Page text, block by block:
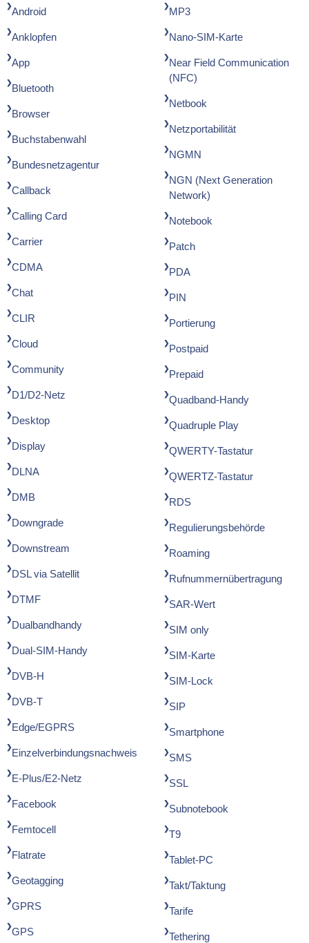
Android
Anklopfen
App
Bluetooth
Browser
Buchstabenwahl
Bundesnetzagentur
Callback
Calling Card
Carrier
CDMA
Chat
CLIR
Cloud
Community
D1/D2-Netz
Desktop
Display
DLNA
DMB
Downgrade
Downstream
DSL via Satellit
DTMF
Dualbandhandy
Dual-SIM-Handy
DVB-H
DVB-T
Edge/EGPRS
Einzelverbindungsnachweis
E-Plus/E2-Netz
Facebook
Femtocell
Flatrate
Geotagging
GPRS
GPS
MP3
Nano-SIM-Karte
Near Field Communication
(NFC)
Netbook
Netzportabilität
NGMN
NGN (Next Generation
Network)
Notebook
Patch
PDA
PIN
Portierung
Postpaid
Prepaid
Quadband-Handy
Quadruple Play
QWERTY-Tastatur
QWERTZ-Tastatur
RDS
Regulierungsbehörde
Roaming
Rufnummernübertragung
SAR-Wert
SIM only
SIM-Karte
SIM-Lock
SIP
Smartphone
SMS
SSL
Subnotebook
T9
Tablet-PC
Takt/Taktung
Tarife
Tethering